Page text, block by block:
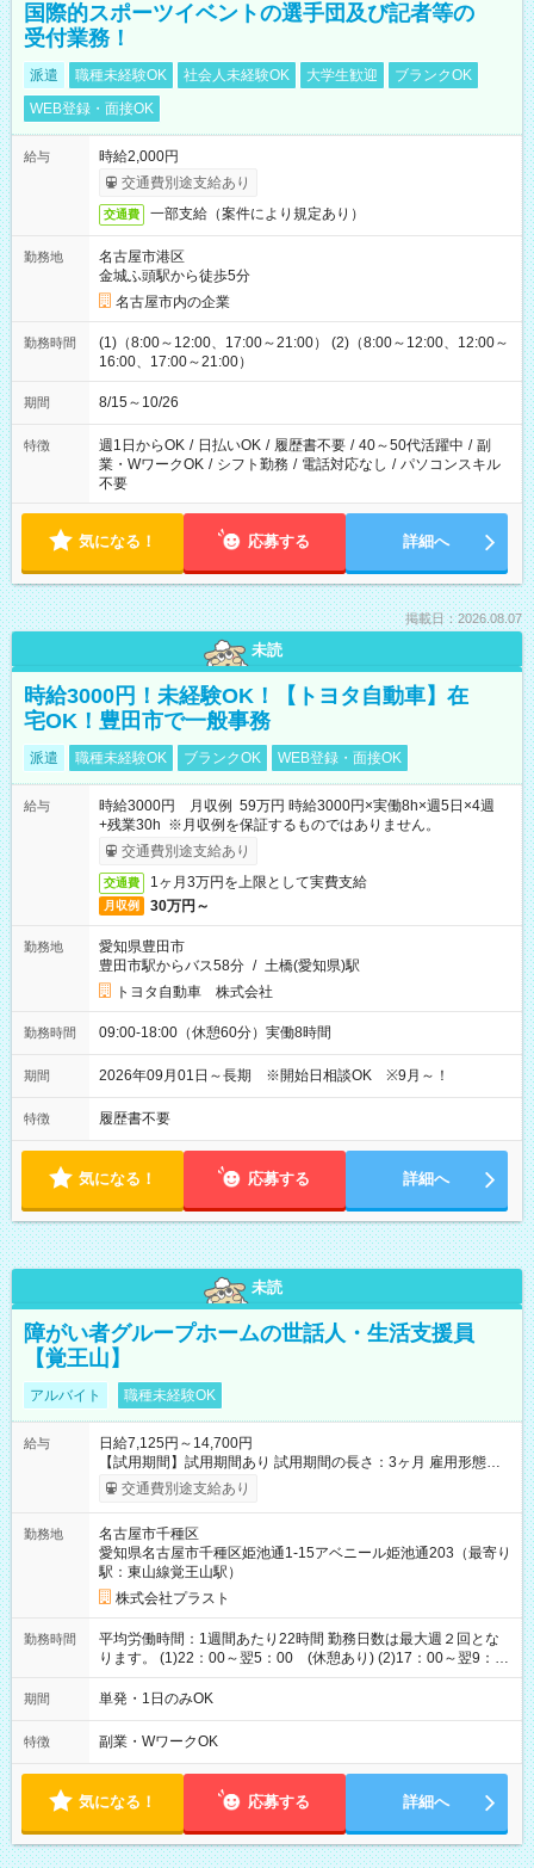
国際的スポーツイベントの選手団及び記者等の
受付業務！
派遣 職種未経験OK 社会人未経験OK 大学生歓迎
ブランクOK
WEB登録・面接OK
給与
時給2,000円
交通費別途支給あり
交通費 一部支給（案件により規定あり）
勤務地
名古屋市港区
金城ふ頭駅から徒歩5分
名古屋市内の企業
勤務時間
(1)（8:00～12:00、17:00～21:00） (2)（8:00～12:00、12:00～
16:00、17:00～21:00）
期間 8/15～10/26
特徴 週1日からOK / 日払いOK / 履歴書不要 / 40～50代活躍中 / 副
業・WワークOK / シフト勤務 / 電話対応なし / パソコンスキル
不要
気になる！ 応募する 詳細へ
掲載日：2026.08.07
未読
時給3000円！未経験OK！【トヨタ自動車】在
宅OK！豊田市で一般事務
派遣 職種未経験OK ブランクOK WEB登録・面接OK
給与
時給3000円 月収例 59万円 時給3000円×実働8h×週5日×4週
+残業30h ※月収例を保証するものではありません。
交通費別途支給あり
交通費 1ヶ月3万円を上限として実費支給
月収例 30万円～
勤務地
愛知県豊田市
豊田市駅からバス58分 / 土橋(愛知県)駅
トヨタ自動車 株式会社
勤務時間 09:00-18:00（休憩60分）実働8時間
期間 2026年09月01日～長期 ※開始日相談OK ※9月～！
特徴 履歴書不要
気になる！ 応募する 詳細へ
未読
障がい者グループホームの世話人・生活支援員
【覚王山】
アルバイト 職種未経験OK
給与
日給7,125円～14,700円
【試用期間】試用期間あり 試用期間の長さ：3ヶ月 雇用形態、
給与は本採用時と同じです。
交通費別途支給あり
勤務地
名古屋市千種区
愛知県名古屋市千種区姫池通1-15アベニール姫池通203（最寄り
駅：東山線覚王山駅）
株式会社プラスト
勤務時間
平均労働時間：1週間あたり22時間 勤務日数は最大週２回とな
ります。 (1)22：00～翌5：00 (休憩あり) (2)17：00～翌9：
00 (休憩あり) ３６協定提出済 平均労働時間：1週間あたり22
時間 勤務日数は最大週２回となります。 (1)22：00～翌5：00
期間 単発・1日のみOK
特徴 副業・WワークOK
気になる！ 応募する 詳細へ